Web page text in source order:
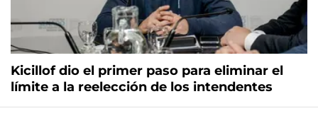
Kicillof dio el primer paso para eliminar el
límite a la reelección de los intendentes